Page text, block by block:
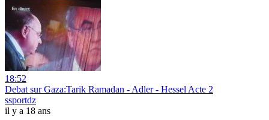
18:52
Debat sur Gaza:Tarik Ramadan - Adler - Hessel Acte 2
ssportdz
il y a 18 ans